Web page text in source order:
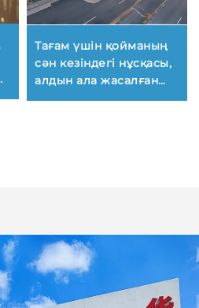
Тағам үшін қойманың
сән кезіндегі нұсқасы,
алдын ала жасалған
цех, алдын ала